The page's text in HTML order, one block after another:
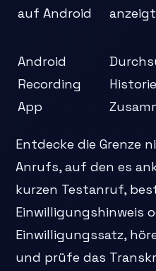
auf Android anzeigt
Android
Recording
App
Entdecke die Grenze
Anrufs, auf den es
kurzen Testanruf,
Einwilligungshinweis
Einwilligungssatz,
und prüfe das